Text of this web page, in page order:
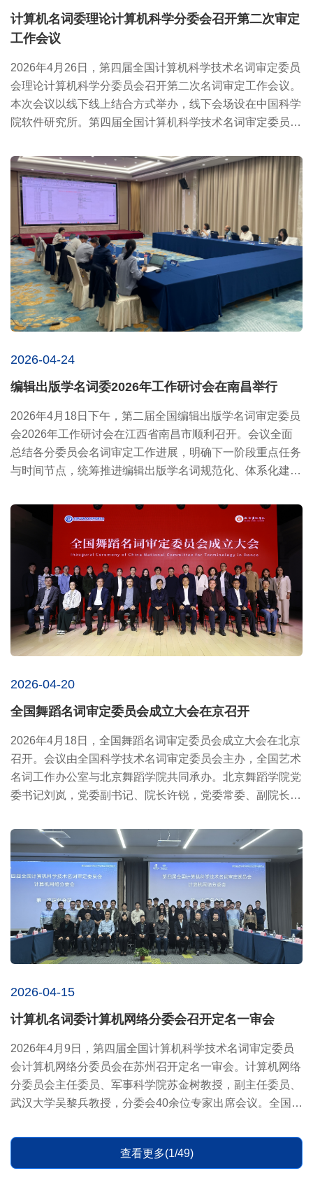
计算机名词委理论计算机科学分委会召开第二次审定
工作会议
2026年4月26日，第四届全国计算机科学技术名词审定委员
会理论计算机科学分委员会召开第二次名词审定工作会议。
本次会议以线下线上结合方式举办，线下会场设在中国科学
院软件研究所。第四届全国计算机科学技术名词审定委员会
2026-04-24
编辑出版学名词委2026年工作研讨会在南昌举行
2026年4月18日下午，第二届全国编辑出版学名词审定委员
会2026年工作研讨会在江西省南昌市顺利召开。会议全面
总结各分委员会名词审定工作进展，明确下一阶段重点任务
与时间节点，统筹推进编辑出版学名词规范化、体系化建
2026-04-20
全国舞蹈名词审定委员会成立大会在京召开
​2026年4月18日，全国舞蹈名词审定委员会成立大会在北京
召开。会议由全国科学技术名词审定委员会主办，全国艺术
名词工作办公室与北京舞蹈学院共同承办。北京舞蹈学院党
委书记刘岚，党委副书记、院长许锐，党委常委、副院长苏
2026-04-15
计算机名词委计算机网络分委会召开定名一审会
​2026年4月9日，第四届全国计算机科学技术名词审定委员
会计算机网络分委员会在苏州召开定名一审会。计算机网络
分委员会主任委员、军事科学院苏金树教授，副主任委员、
武汉大学吴黎兵教授，分委会40余位专家出席会议。全国科
查看更多(1/49)